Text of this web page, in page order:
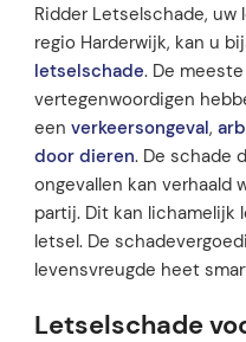
Ridder Letselschade,
regio Harderwijk, kan u
letselschade. De
vertegenwoordigen
een verkeersongeval,
door dieren. De schade
ongevallen kan verhaald
partij. Dit kan lichamelijk
letsel. De
levensvreugde heet
Letselschade